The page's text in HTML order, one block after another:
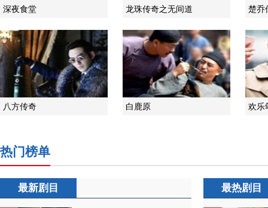
深夜食堂 龙珠传奇之无间道 楚乔
八方传奇 白鹿原 欢乐
热门榜单
最新剧目 最热剧目